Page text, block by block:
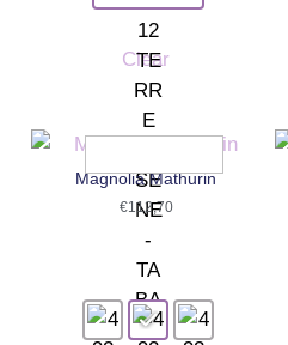
Clear
Magnolia Mathurin
€112,70